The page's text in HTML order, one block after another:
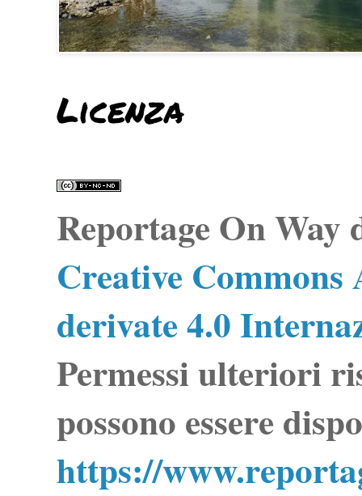
Licenza
Reportage On Way
Creative
derivate 4.0
Permessi ulteriori
possono essere
https://